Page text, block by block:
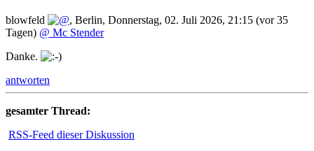
blowfeld , Berlin, Donnerstag, 02. Juli 2026, 21:15 (vor 35
Tagen) @ Mc Stender
Danke.
antworten
gesamter Thread:
RSS-Feed dieser Diskussion